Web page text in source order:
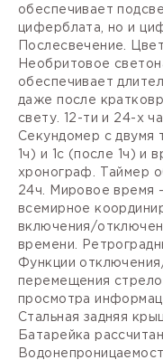
обеспечивает
циферблата, но и
Послесвечение.
Необритовое
обеспечивает
даже после
свету.
12-ти и 24-х
Секундомер с двумя
1ч) и 1с (после 1ч) и
хронограф.
Таймер
24ч.
Мировое время
всемирное
включения/
времени.
Функции
перемещения
просмотра
Стальная задняя
Батарейка